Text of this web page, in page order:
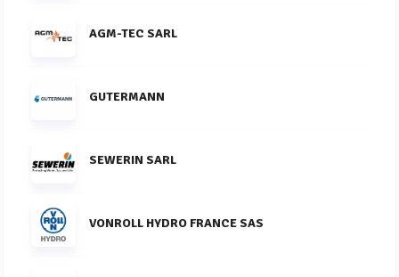
AGM-TEC SARL
GUTERMANN
SEWERIN SARL
VONROLL HYDRO FRANCE SAS